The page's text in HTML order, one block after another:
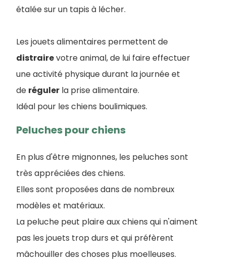
étalée sur un tapis à lécher.
Les jouets alimentaires permettent de
distrairevotre animal, de lui faire effectuer
une activité physique durant la journée et
de réguler la prise alimentaire.
Idéal pour les chiens boulimiques.
Peluches pour chiens
En plus d'être mignonnes, les peluches sont
très appréciées des chiens.
Elles sont proposées dans de nombreux
modèles et matériaux.
La peluche peut plaire aux chiens qui n'aiment
pas les jouets trop durs et qui préfèrent
mâchouiller des choses plus moelleuses.